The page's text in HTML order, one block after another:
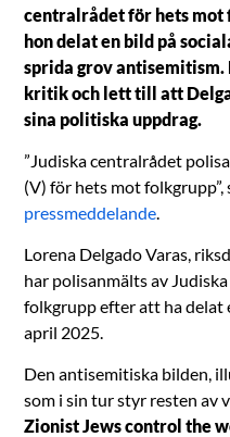
centralrådet för hets mot
hon delat en bild på
sprida grov
kritik och lett till att
sina politiska uppdrag.
”Judiska centralrådet
(V) för hets mot
pressmeddelande.
Lorena Delgado Varas,
har polisanmälts av
folkgrupp efter att ha delat
april 2025.
Den antisemitiska bilden,
som i sin tur styr resten av
Zionist Jews control the